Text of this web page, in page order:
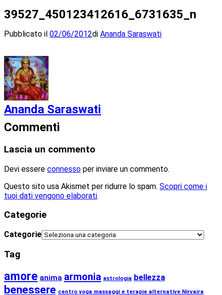
39527_450123412616_6731635_n
Pubblicato il 02/06/2012di Ananda Saraswati
Ananda Saraswati
Commenti
Lascia un commento
Devi essere connesso per inviare un commento.
Questo sito usa Akismet per ridurre lo spam. Scopri come i
tuoi dati vengono elaborati.
Categorie
Categorie
Tag
amore anima armonia astrologia bellezza
benessere centro yoga massaggi e terapie alternative Nirvaira